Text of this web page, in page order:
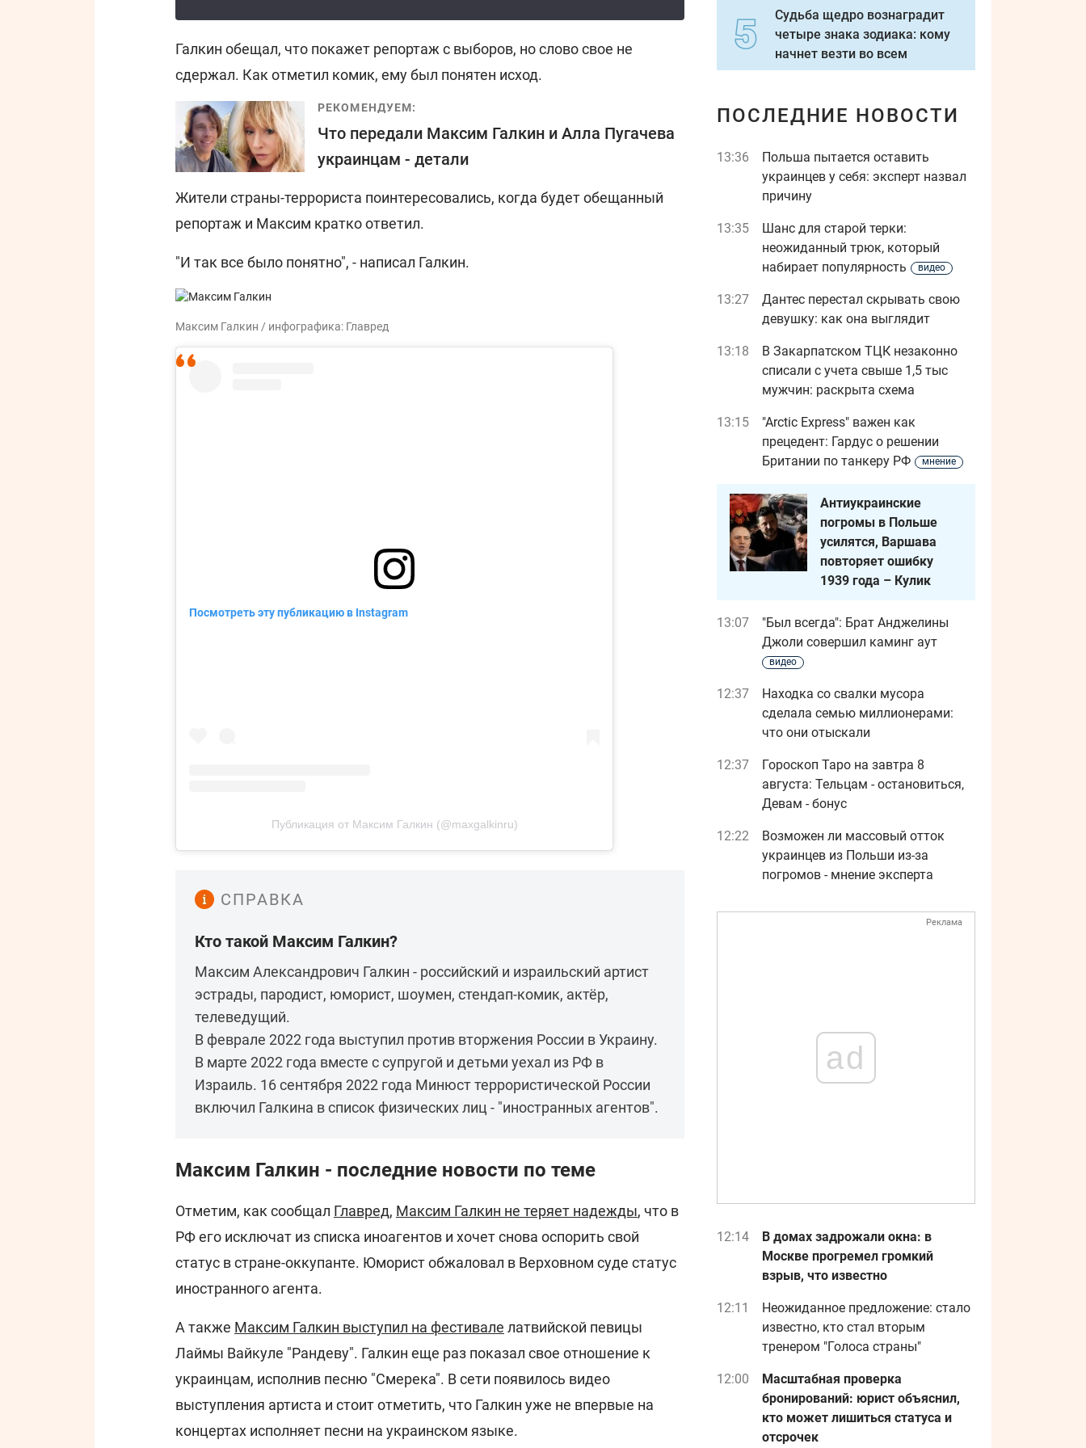
Галкин обещал, что покажет репортаж с выборов, но слово свое не
сдержал. Как отметил комик, ему был понятен исход.
РЕКОМЕНДУЕМ:
Что передали Максим Галкин и Алла Пугачева
украинцам - детали
Жители страны-террориста поинтересовались, когда будет обещанный
репортаж и Максим кратко ответил.
"И так все было понятно", - написал Галкин.
Максим Галкин / инфографика: Главред
Посмотреть эту публикацию в Instagram
Публикация от Максим Галкин (@maxgalkinru)
СПРАВКА
Кто такой Максим Галкин?
Максим Александрович Галкин - российский и израильский артист
эстрады, пародист, юморист, шоумен, стендап-комик, актёр,
телеведущий.
В феврале 2022 года выступил против вторжения России в Украину.
В марте 2022 года вместе с супругой и детьми уехал из РФ в
Израиль. 16 сентября 2022 года Минюст террористической России
включил Галкина в список физических лиц - "иностранных агентов".
Максим Галкин - последние новости по теме
Отметим, как сообщал Главред, Максим Галкин не теряет надежды, что в
РФ его исключат из списка иноагентов и хочет снова оспорить свой
статус в стране-оккупанте. Юморист обжаловал в Верховном суде статус
иностранного агента.
А также Максим Галкин выступил на фестивале латвийской певицы
Лаймы Вайкуле "Рандеву". Галкин еще раз показал свое отношение к
украинцам, исполнив песню "Смерека". В сети появилось видео
выступления артиста и стоит отметить, что Галкин уже не впервые на
концертах исполняет песни на украинском языке.
Судьба щедро вознаградит
четыре знака зодиака: кому
начнет везти во всем
ПОСЛЕДНИЕ НОВОСТИ
13:36
Польша пытается оставить
украинцев у себя: эксперт назвал
причину
13:35
Шанс для старой терки:
неожиданный трюк, который
набирает популярность
видео
13:27
Дантес перестал скрывать свою
девушку: как она выглядит
13:18
В Закарпатском ТЦК незаконно
списали с учета свыше 1,5 тыс
мужчин: раскрыта схема
13:15
"Arctic Express" важен как
прецедент: Гардус о решении
Британии по танкеру РФ
мнение
Антиукраинские
погромы в Польше
усилятся, Варшава
повторяет ошибку
1939 года – Кулик
13:07
"Был всегда": Брат Анджелины
Джоли совершил каминг аут
видео
12:37
Находка со свалки мусора
сделала семью миллионерами:
что они отыскали
12:37
Гороскоп Таро на завтра 8
августа: Тельцам - остановиться,
Девам - бонус
12:22
Возможен ли массовый отток
украинцев из Польши из-за
погромов - мнение эксперта
Реклама
ad
12:14
В домах задрожали окна: в
Москве прогремел громкий
взрыв, что известно
12:11
Неожиданное предложение: стало
известно, кто стал вторым
тренером "Голоса страны"
12:00
Масштабная проверка
бронирований: юрист объяснил,
кто может лишиться статуса и
отсрочек